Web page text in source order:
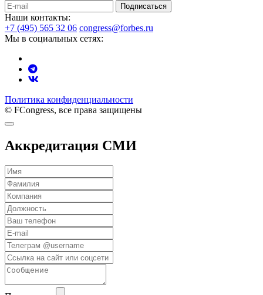
Подписаться
Наши контакты:
+7 (495) 565 32 06 congress@forbes.ru
Мы в социальных сетях:
Политика конфиденциальности
© FCongress, все права защищены
Аккредитация СМИ